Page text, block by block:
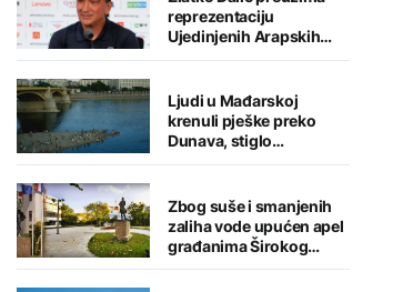
reprezentaciju
Ujedinjenih Arapskih
Emirata
Ljudi u Mađarskoj
krenuli pješke preko
Dunava, stiglo
upozorenje
Zbog suše i smanjenih
zaliha vode upućen apel
građanima Širokog
Brijega na racionalnu